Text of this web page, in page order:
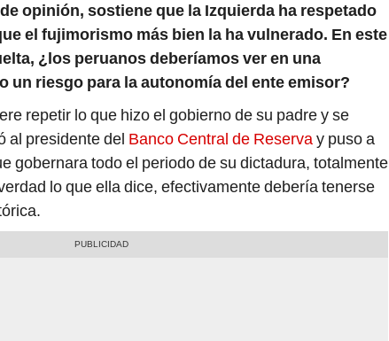
opinión, sostiene que la Izquierda ha respetado
el fujimorismo más bien la ha vulnerado. En este
¿los peruanos deberíamos ver en una
un riesgo para la autonomía del ente emisor?
repetir lo que hizo el gobierno de su padre y se
al presidente del Banco Central de Reservay puso a
gobernara todo el periodo de su dictadura, totalmente
lo que ella dice, efectivamente debería tenerse